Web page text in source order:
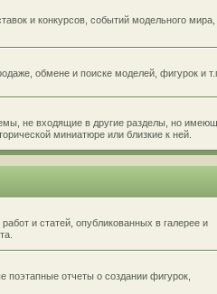
и конкурсов, событий модельного мира,
обмене и поиске моделей, фигурок и
не входящие в другие разделы, но
миниатюре или близкие к ней.
и статей, опубликованных в галерее и
поэтапные отчеты о создании фигурок,